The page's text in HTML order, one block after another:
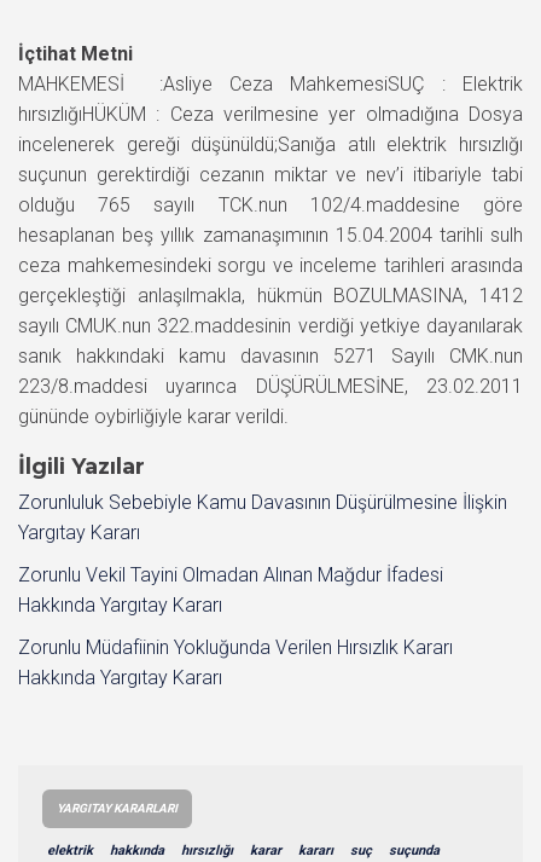
İçtihat Metni
MAHKEMESİ :Asliye Ceza MahkemesiSUÇ : Elektrik
hırsızlığıHÜKÜM : Ceza verilmesine yer olmadığına Dosya
incelenerek gereği düşünüldü;Sanığa atılı elektrik hırsızlığı
suçunun gerektirdiği cezanın miktar ve nev’i itibariyle tabi
olduğu 765 sayılı TCK.nun 102/4.maddesine göre
hesaplanan beş yıllık zamanaşımının 15.04.2004 tarihli sulh
ceza mahkemesindeki sorgu ve inceleme tarihleri arasında
gerçekleştiği anlaşılmakla, hükmün BOZULMASINA, 1412
sayılı CMUK.nun 322.maddesinin verdiği yetkiye dayanılarak
sanık hakkındaki kamu davasının 5271 Sayılı CMK.nun
223/8.maddesi uyarınca DÜŞÜRÜLMESİNE, 23.02.2011
gününde oybirliğiyle karar verildi.
İlgili Yazılar
Zorunluluk Sebebiyle Kamu Davasının Düşürülmesine İlişkin
Yargıtay Kararı
Zorunlu Vekil Tayini Olmadan Alınan Mağdur İfadesi
Hakkında Yargıtay Kararı
Zorunlu Müdafiinin Yokluğunda Verilen Hırsızlık Kararı
Hakkında Yargıtay Kararı
YARGITAY KARARLARI
elektrik hakkında hırsızlığı karar kararı suç suçunda